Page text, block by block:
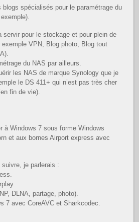
spécialisés pour le paramétrage du
servir pour le stockage et pour plein de
VPN, Blog photo, Blog tout
du NAS par ailleurs.
les NAS de marque Synology que je
le DS 411+ qui n’est pas très cher
fin de vie).
à Windows 7 sous forme Windows
et aux bornes Airport express avec
je parlerais :
DLNA, partage, photo).
7 avec CoreAVC et Sharkcodec.